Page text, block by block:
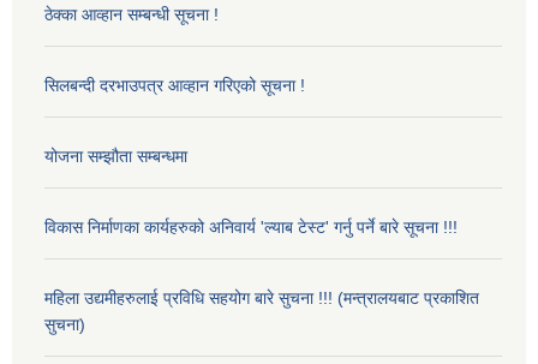
ठेक्का आव्हान सम्बन्धी सूचना !
सिलबन्दी दरभाउपत्र आव्हान गरिएको सूचना !
योजना सम्झौता सम्बन्धमा
विकास निर्माणका कार्यहरुको अनिवार्य 'ल्याब टेस्ट' गर्नु पर्ने बारे सूचना !!!
महिला उद्यमीहरुलाई प्रविधि सहयोग बारे सुचना !!! (मन्त्रालयबाट प्रकाशित
सुचना)